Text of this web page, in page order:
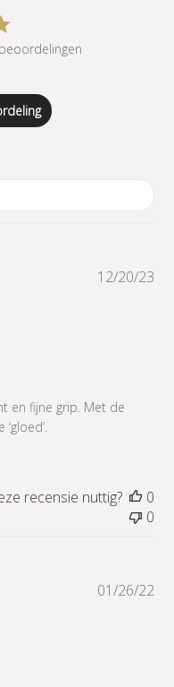
en fijne grip. Met de
12/20/23
recensie nuttig?
0
0
01/26/22